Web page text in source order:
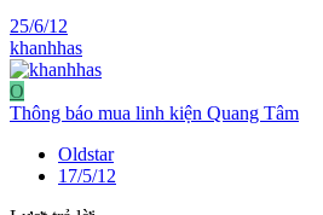
25/6/12
khanhhas
O
Thông báo mua linh kiện Quang Tâm
Oldstar
17/5/12